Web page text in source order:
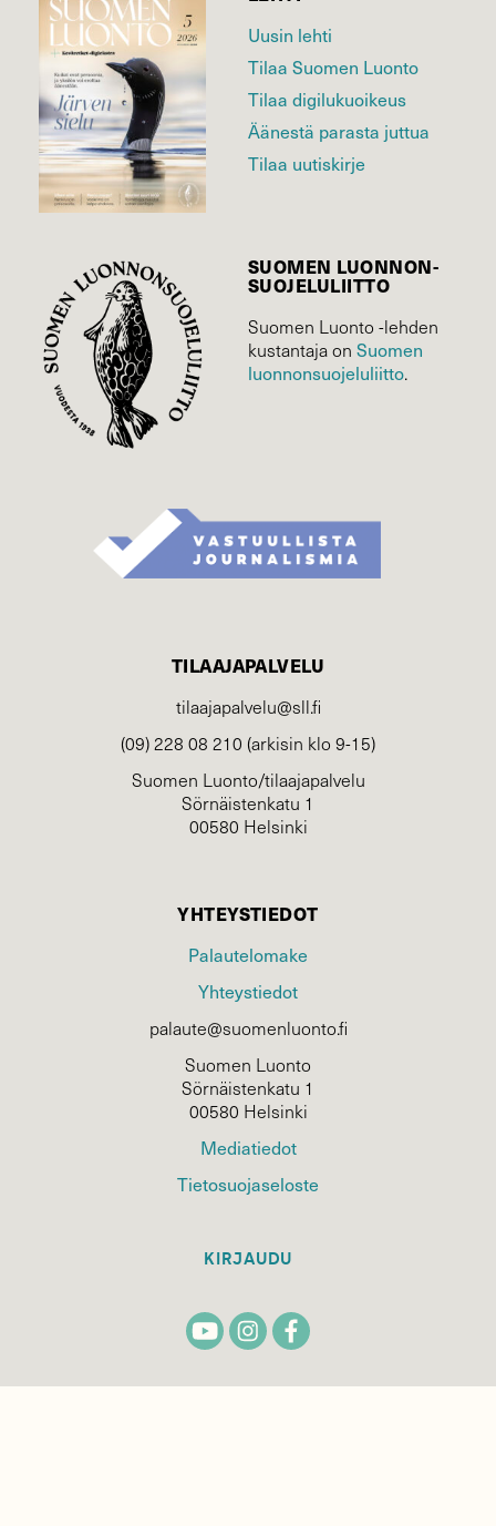
Uusin lehti
Tilaa Suomen Luonto
Tilaa digilukuoikeus
Äänestä parasta juttua
Tilaa uutiskirje
SUOMEN LUONNON­
SUOJELU­LIITTO
Suomen Luonto -lehden
kustantaja on Suomen
luonnonsuojelu­liitto.
TILAAJAPALVELU
tilaajapalvelu@sll.fi
(09) 228 08 210 (arkisin klo 9-15)
Suomen Luonto/tilaajapalvelu
Sörnäistenkatu 1
00580 Helsinki
YHTEYSTIEDOT
Palautelomake
Yhteystiedot
palaute@suomenluonto.fi
Suomen Luonto
Sörnäistenkatu 1
00580 Helsinki
Mediatiedot
Tietosuojaseloste
KIRJAUDU